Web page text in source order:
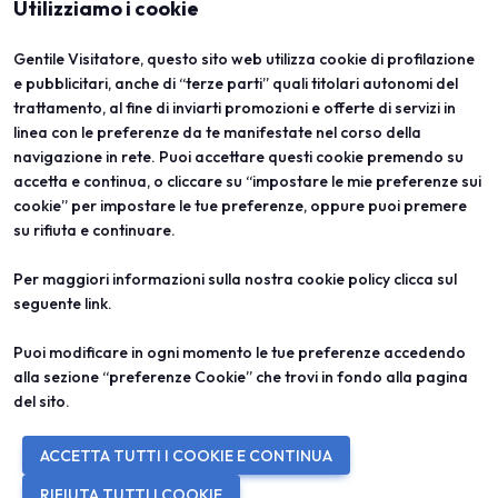
Utilizziamo i cookie
Gentile Visitatore, questo sito web utilizza cookie di profilazione
e pubblicitari, anche di “terze parti” quali titolari autonomi del
trattamento, al fine di inviarti promozioni e offerte di servizi in
linea con le preferenze da te manifestate nel corso della
navigazione in rete. Puoi accettare questi cookie premendo su
accetta e continua, o cliccare su “impostare le mie preferenze sui
cookie” per impostare le tue preferenze, oppure puoi premere
su rifiuta e continuare.
Per maggiori informazioni sulla nostra cookie policy clicca sul
seguente link.
Puoi modificare in ogni momento le tue preferenze accedendo
alla sezione “preferenze Cookie” che trovi in fondo alla pagina
del sito.
ACCETTA TUTTI I COOKIE E CONTINUA
ABOUT
Vicenzaoro
T.Gold
VO Vintage
Aree espositive
VISITA
Registrazione e badge
Info pratiche visitatori
FAQ
Diventa espositore
Info utili per esporre
PROGETTI
Progetti speciali
© 2026ITALIAN EXHIBITION GROUP SpA - Via Emilia 155, 47921 Rimini
(Italy) - Registro Imprese Rimini e C.F./P.I. 00139440408 - Cap. Soc.
52.214.897 i.v. -Copyright & disclaimer